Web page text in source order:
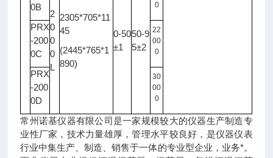
0B
2
0
0
0
L
2305*705*11
45
(2445*765*1
890)
0-50
±1
50-9
5±2
0
PRX
-200
0C
22
00
0
PRX
-200
0D
30
00
0
常州诺基仪器有限公司是一家规模较大的仪器生产制造专
业性厂家，技术力量雄厚，管理水平较良好，是仪器仪表
行业中集生产、制造、销售于一体的专业型企业，业务*。